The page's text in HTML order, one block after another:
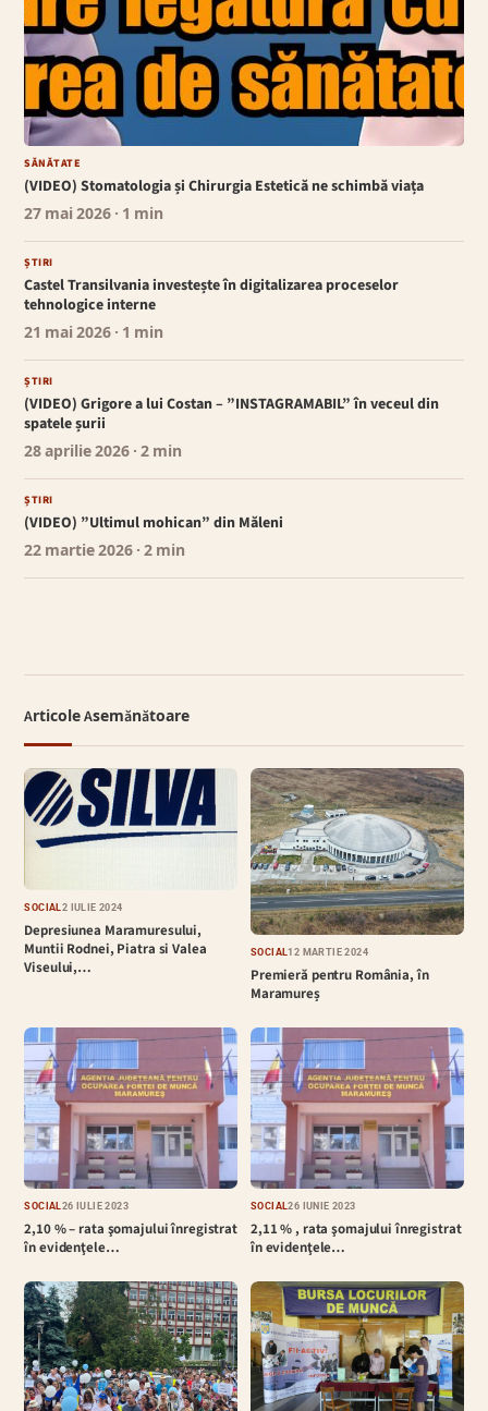
SĂNĂTATE
(VIDEO) Stomatologia și Chirurgia Estetică ne schimbă viața
27 mai 2026 · 1 min
ȘTIRI
Castel Transilvania investește în digitalizarea proceselor
tehnologice interne
21 mai 2026 · 1 min
ȘTIRI
(VIDEO) Grigore a lui Costan – ”INSTAGRAMABIL” în veceul din
spatele șurii
28 aprilie 2026 · 2 min
ȘTIRI
(VIDEO) ”Ultimul mohican” din Măleni
22 martie 2026 · 2 min
Articole Asemănătoare
SOCIAL2 IULIE 2024
Depresiunea Maramuresului,
Muntii Rodnei, Piatra si Valea
Viseului,…
SOCIAL12 MARTIE 2024
Premieră pentru România, în
Maramureș
SOCIAL26 IULIE 2023
2,10 % – rata şomajului înregistrat
în evidenţele…
SOCIAL26 IUNIE 2023
2,11 % , rata şomajului înregistrat
în evidenţele…